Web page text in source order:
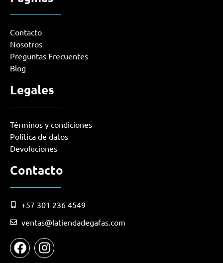
Contacto
Nosotros
Preguntas Frecuentes
Blog
Legales
Términos y condiciones
Política de datos
Devoluciones
Contacto
+57 301 236 4549
ventas@latiendadegafas.com